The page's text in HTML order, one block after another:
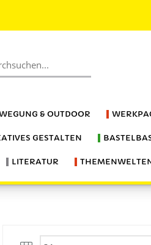
& OUTDOOR
GESTALTEN
LITERATUR